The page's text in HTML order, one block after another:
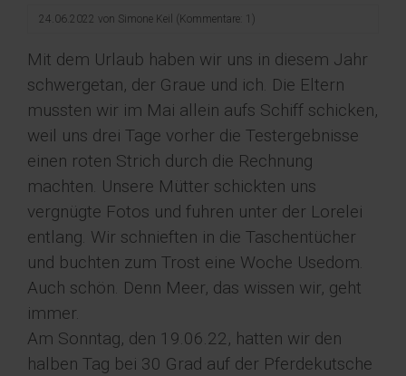
24.06.2022 von Simone Keil (Kommentare: 1)
Mit dem Urlaub haben wir uns in diesem Jahr
schwergetan, der Graue und ich. Die Eltern
mussten wir im Mai allein aufs Schiff schicken,
weil uns drei Tage vorher die Testergebnisse
einen roten Strich durch die Rechnung
machten. Unsere Mütter schickten uns
vergnügte Fotos und fuhren unter der Lorelei
entlang. Wir schnieften in die Taschentücher
und buchten zum Trost eine Woche Usedom.
Auch schön. Denn Meer, das wissen wir, geht
immer.
Am Sonntag, den 19.06.22, hatten wir den
halben Tag bei 30 Grad auf der Pferdekutsche